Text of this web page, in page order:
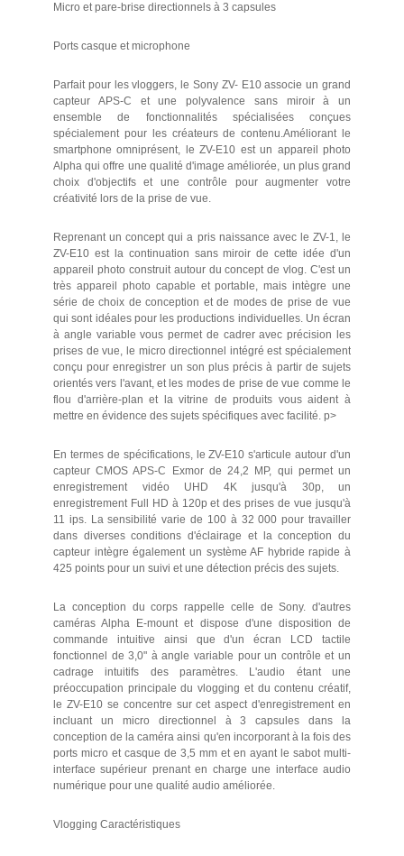
Micro et pare-brise directionnels à 3 capsules
Ports casque et microphone
Parfait pour les vloggers, le Sony ZV- E10 associe un grand
capteur APS-C et une polyvalence sans miroir à un
ensemble de fonctionnalités spécialisées conçues
spécialement pour les créateurs de contenu.Améliorant le
smartphone omniprésent, le ZV-E10 est un appareil photo
Alpha qui offre une qualité d'image améliorée, un plus grand
choix d'objectifs et une contrôle pour augmenter votre
créativité lors de la prise de vue.
Reprenant un concept qui a pris naissance avec le ZV-1, le
ZV-E10 est la continuation sans miroir de cette idée d'un
appareil photo construit autour du concept de vlog. C'est un
très appareil photo capable et portable, mais intègre une
série de choix de conception et de modes de prise de vue
qui sont idéales pour les productions individuelles. Un écran
à angle variable vous permet de cadrer avec précision les
prises de vue, le micro directionnel intégré est spécialement
conçu pour enregistrer un son plus précis à partir de sujets
orientés vers l'avant, et les modes de prise de vue comme le
flou d'arrière-plan et la vitrine de produits vous aident à
mettre en évidence des sujets spécifiques avec facilité. p>
En termes de spécifications, le ZV-E10 s'articule autour d'un
capteur CMOS APS-C Exmor de 24,2 MP, qui permet un
enregistrement vidéo UHD 4K jusqu'à 30p, un
enregistrement Full HD à 120p et des prises de vue jusqu'à
11 ips. La sensibilité varie de 100 à 32 000 pour travailler
dans diverses conditions d'éclairage et la conception du
capteur intègre également un système AF hybride rapide à
425 points pour un suivi et une détection précis des sujets.
La conception du corps rappelle celle de Sony. d'autres
caméras Alpha E-mount et dispose d'une disposition de
commande intuitive ainsi que d'un écran LCD tactile
fonctionnel de 3,0" à angle variable pour un contrôle et un
cadrage intuitifs des paramètres. L'audio étant une
préoccupation principale du vlogging et du contenu créatif,
le ZV-E10 se concentre sur cet aspect d'enregistrement en
incluant un micro directionnel à 3 capsules dans la
conception de la caméra ainsi qu'en incorporant à la fois des
ports micro et casque de 3,5 mm et en ayant le sabot multi-
interface supérieur prenant en charge une interface audio
numérique pour une qualité audio améliorée.
Vlogging Caractéristiques